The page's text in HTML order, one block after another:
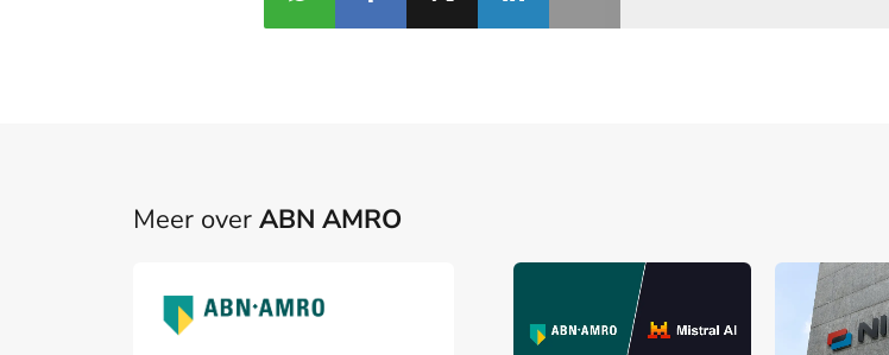
Meer over ABN AMRO